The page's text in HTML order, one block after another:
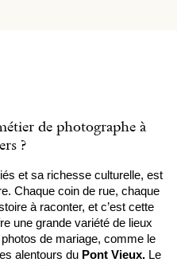
de photographe à
?
et sa richesse culturelle, est
Chaque coin de rue, chaque
à raconter, et c’est cette
une grande variété de lieux
alentours du Pont Vieux. Le